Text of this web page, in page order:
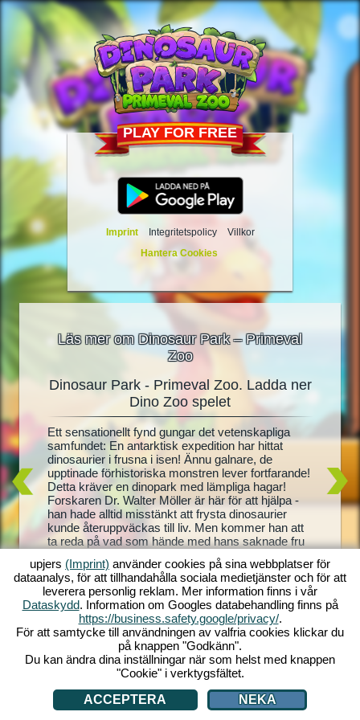
PLAY FOR FREE
Imprint Integritetspolicy
Villkor
Hantera Cookies
Läs mer om Dinosaur Park – Primeval
Zoo
föd
att
allt
fler
och
hur
Dinosaur Park - Primeval Zoo. Ladda ner
Dino Zoo spelet
Ett sensationellt fynd gungar det vetenskapliga
samfundet: En antarktisk expedition har hittat
dinosaurier i frusna i isen! Ännu galnare, de
upptinade förhistoriska monstren lever fortfarande!
Detta kräver en dinopark med lämpliga hagar!
Forskaren Dr. Walter Möller är här för att hjälpa -
han hade alltid misstänkt att frysta dinosaurier
kunde återuppväckas till liv. Men kommer han att
ta reda på vad som hände med hans saknade fru
också? Kom in i ett vilt förhistoriskt äventyr med
Dinosaur Park - Primeval Zoo!
största
Din
upjers (Imprint) använder cookies på sina webbplatser för
dataanalys, för att tillhandahålla sociala medietjänster och för att
leverera personlig reklam. Mer information finns i vår
Dataskydd. Information om Googles databehandling finns på
https://business.safety.google/privacy/.
För att samtycke till användningen av valfria cookies klickar du
på knappen "Godkänn".
Du kan ändra dina inställningar när som helst med knappen
"Cookie" i verktygsfältet.
ACCEPTERA
NEKA